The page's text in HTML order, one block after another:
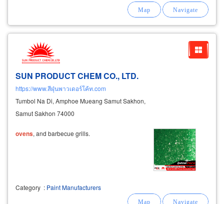
SUN PRODUCT CHEM CO., LTD.
https://www.สีฝุ่นพาวเดอร์โค้ท.com
Tumbol Na Di, Amphoe Mueang Samut Sakhon,
Samut Sakhon 74000
ovens, and barbecue grills.
Category : Paint Manufacturers